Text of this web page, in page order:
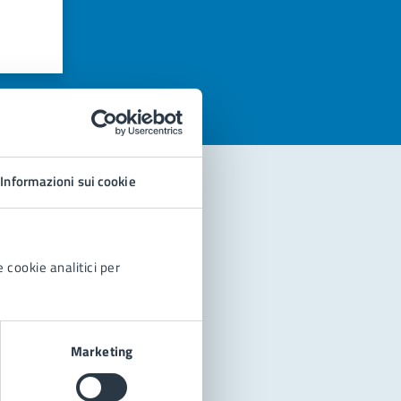
Informazioni sui cookie
cookie analitici per
Marketing